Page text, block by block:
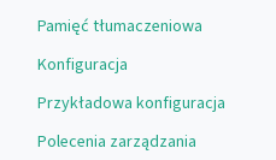
Pamięć tłumaczeniowa
Konfiguracja
Przykładowa konfiguracja
Polecenia zarządzania